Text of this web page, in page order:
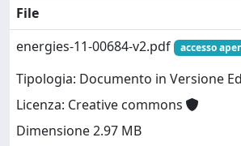
File
energies-11-00684-v2.pdf
accesso
Tipologia: Documento in Versione
Licenza: Creative commons
Dimensione 2.97 MB